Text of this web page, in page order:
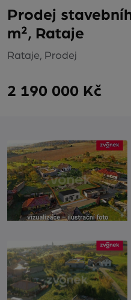
Prodej
m², Rataje
Rataje, Prodej
2 190 000 Kč